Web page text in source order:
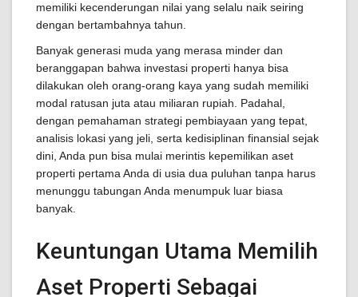
memiliki kecenderungan nilai yang selalu naik seiring
dengan bertambahnya tahun.
Banyak generasi muda yang merasa minder dan
beranggapan bahwa investasi properti hanya bisa
dilakukan oleh orang-orang kaya yang sudah memiliki
modal ratusan juta atau miliaran rupiah. Padahal,
dengan pemahaman strategi pembiayaan yang tepat,
analisis lokasi yang jeli, serta kedisiplinan finansial sejak
dini, Anda pun bisa mulai merintis kepemilikan aset
properti pertama Anda di usia dua puluhan tanpa harus
menunggu tabungan Anda menumpuk luar biasa
banyak.
Keuntungan Utama Memilih
Aset Properti Sebagai